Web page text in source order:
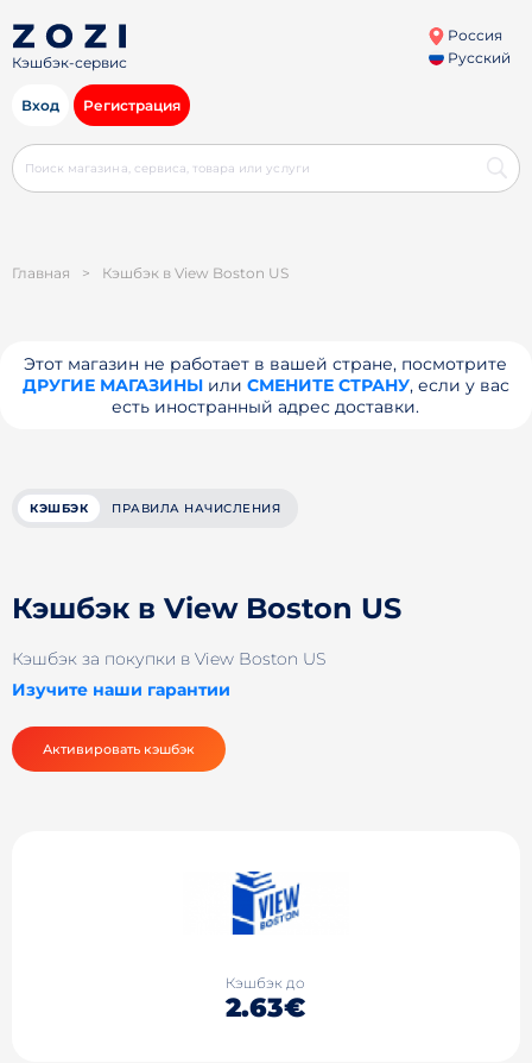
Кэшбэк-сервис
Россия
Русский
Вход Регистрация
Главная > Кэшбэк в View Boston US
Этот магазин не работает в вашей стране, посмотрите
ДРУГИЕ МАГАЗИНЫили СМЕНИТЕ СТРАНУ, если у вас
есть иностранный адрес доставки.
КЭШБЭК ПРАВИЛА НАЧИСЛЕНИЯ
Кэшбэк в View Boston US
Кэшбэк за покупки в View Boston US
Изучите наши гарантии
Активировать кэшбэк
Кэшбэк до
2.63€